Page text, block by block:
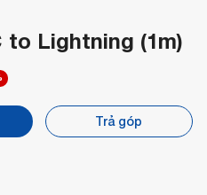
to Lightning (1m)
Trả góp